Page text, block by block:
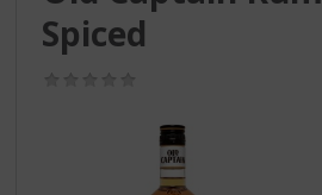
Spiced